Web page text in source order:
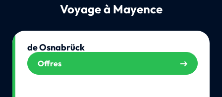
Voyage à Mayence
de Osnabrück
Offres